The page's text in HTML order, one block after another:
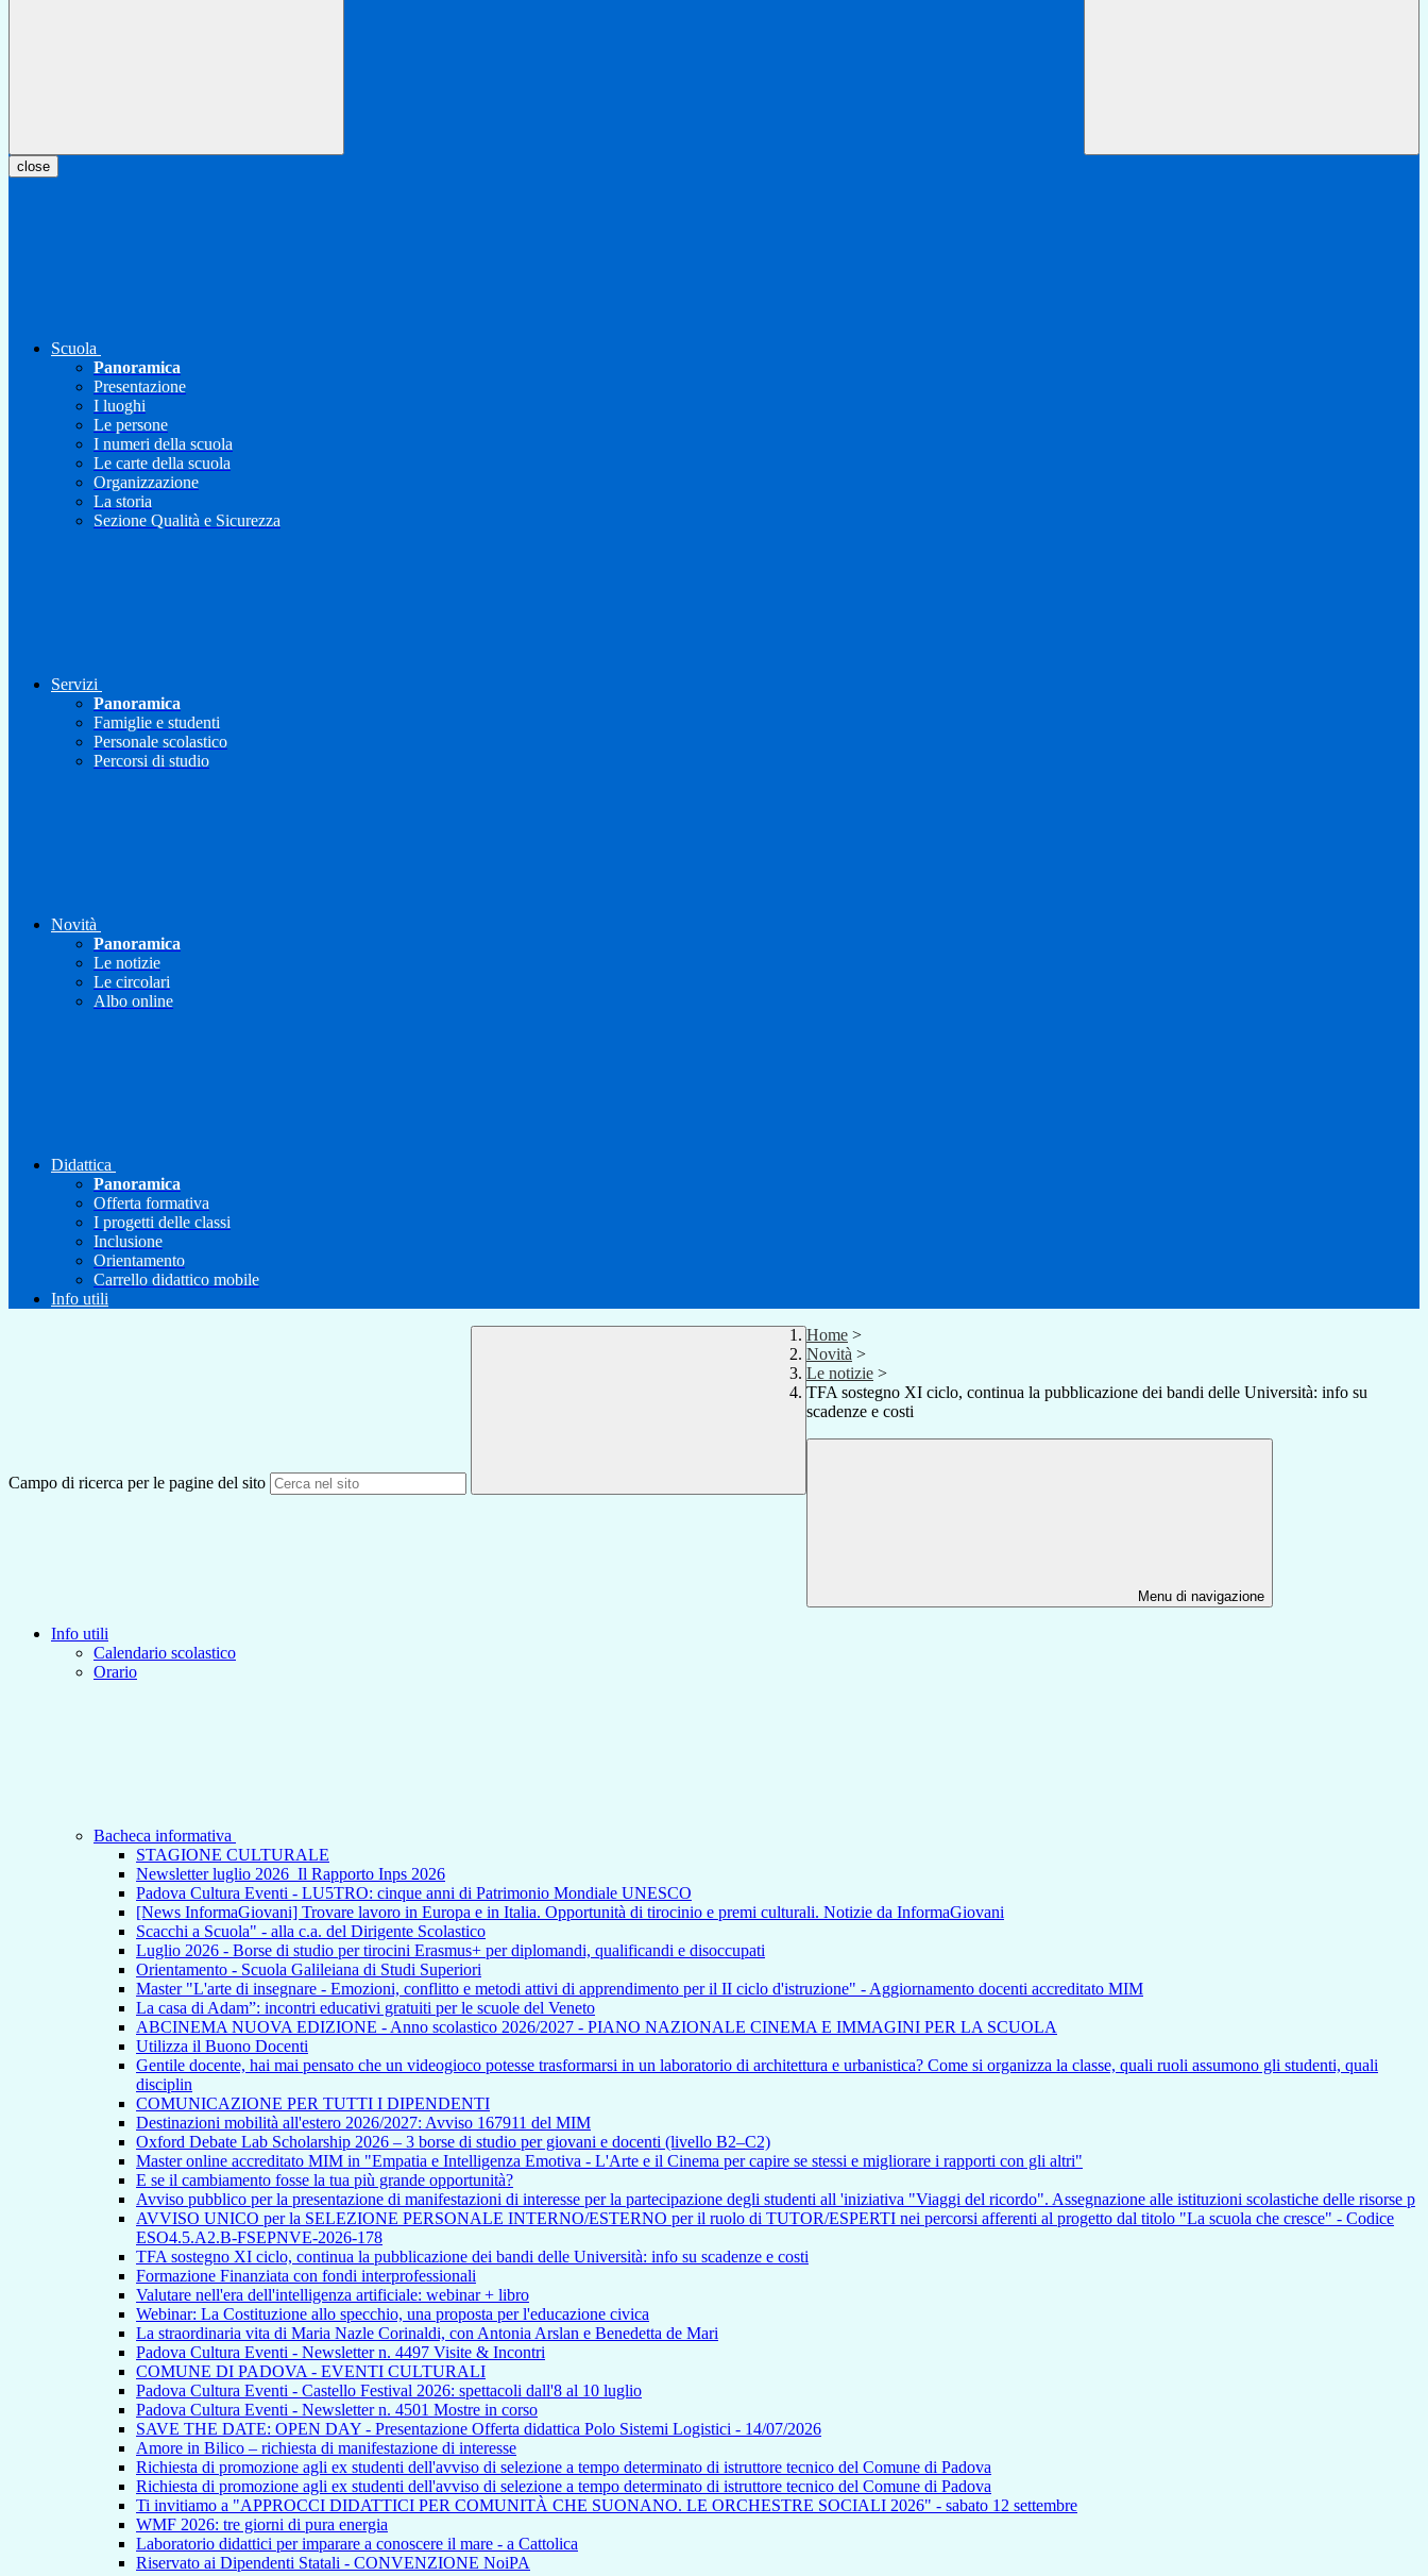
close
Scuola
Panoramica
Presentazione
I luoghi
Le persone
I numeri della scuola
Le carte della scuola
Organizzazione
La storia
Sezione Qualità e Sicurezza
Servizi
Panoramica
Famiglie e studenti
Personale scolastico
Percorsi di studio
Novità
Panoramica
Le notizie
Le circolari
Albo online
Didattica
Panoramica
Offerta formativa
I progetti delle classi
Inclusione
Orientamento
Carrello didattico mobile
Info utili
Campo di ricerca per le pagine del sito
Home >
Novità >
Le notizie >
TFA sostegno XI ciclo, continua la pubblicazione dei bandi delle Università: info su
scadenze e costi
Menu di navigazione
Info utili
Calendario scolastico
Orario
Bacheca informativa
STAGIONE CULTURALE
Newsletter luglio 2026_Il Rapporto Inps 2026
Padova Cultura Eventi - LU5TRO: cinque anni di Patrimonio Mondiale UNESCO
[News InformaGiovani] Trovare lavoro in Europa e in Italia. Opportunità di tirocinio e premi culturali. Notizie da InformaGiovani
Scacchi a Scuola" - alla c.a. del Dirigente Scolastico
Luglio 2026 - Borse di studio per tirocini Erasmus+ per diplomandi, qualificandi e disoccupati
Orientamento - Scuola Galileiana di Studi Superiori
Master "L'arte di insegnare - Emozioni, conflitto e metodi attivi di apprendimento per il II ciclo d'istruzione" - Aggiornamento docenti accreditato MIM
La casa di Adam”: incontri educativi gratuiti per le scuole del Veneto
ABCINEMA NUOVA EDIZIONE - Anno scolastico 2026/2027 - PIANO NAZIONALE CINEMA E IMMAGINI PER LA SCUOLA
Utilizza il Buono Docenti
Gentile docente, hai mai pensato che un videogioco potesse trasformarsi in un laboratorio di architettura e urbanistica? Come si organizza la classe, quali ruoli assumono gli studenti, quali
disciplin
COMUNICAZIONE PER TUTTI I DIPENDENTI
Destinazioni mobilità all'estero 2026/2027: Avviso 167911 del MIM
Oxford Debate Lab Scholarship 2026 – 3 borse di studio per giovani e docenti (livello B2–C2)
Master online accreditato MIM in "Empatia e Intelligenza Emotiva - L'Arte e il Cinema per capire se stessi e migliorare i rapporti con gli altri"
E se il cambiamento fosse la tua più grande opportunità?
Avviso pubblico per la presentazione di manifestazioni di interesse per la partecipazione degli studenti all 'iniziativa "Viaggi del ricordo". Assegnazione alle istituzioni scolastiche delle risorse p
AVVISO UNICO per la SELEZIONE PERSONALE INTERNO/ESTERNO per il ruolo di TUTOR/ESPERTI nei percorsi afferenti al progetto dal titolo "La scuola che cresce" - Codice
ESO4.5.A2.B-FSEPNVE-2026-178
TFA sostegno XI ciclo, continua la pubblicazione dei bandi delle Università: info su scadenze e costi
Formazione Finanziata con fondi interprofessionali
Valutare nell'era dell'intelligenza artificiale: webinar + libro
Webinar: La Costituzione allo specchio, una proposta per l'educazione civica
La straordinaria vita di Maria Nazle Corinaldi, con Antonia Arslan e Benedetta de Mari
Padova Cultura Eventi - Newsletter n. 4497 Visite & Incontri
COMUNE DI PADOVA - EVENTI CULTURALI
Padova Cultura Eventi - Castello Festival 2026: spettacoli dall'8 al 10 luglio
Padova Cultura Eventi - Newsletter n. 4501 Mostre in corso
SAVE THE DATE: OPEN DAY - Presentazione Offerta didattica Polo Sistemi Logistici - 14/07/2026
Amore in Bilico – richiesta di manifestazione di interesse
Richiesta di promozione agli ex studenti dell'avviso di selezione a tempo determinato di istruttore tecnico del Comune di Padova
Richiesta di promozione agli ex studenti dell'avviso di selezione a tempo determinato di istruttore tecnico del Comune di Padova
Ti invitiamo a "APPROCCI DIDATTICI PER COMUNITÀ CHE SUONANO. LE ORCHESTRE SOCIALI 2026" - sabato 12 settembre
WMF 2026: tre giorni di pura energia
Laboratorio didattici per imparare a conoscere il mare - a Cattolica
Riservato ai Dipendenti Statali - CONVENZIONE NoiPA